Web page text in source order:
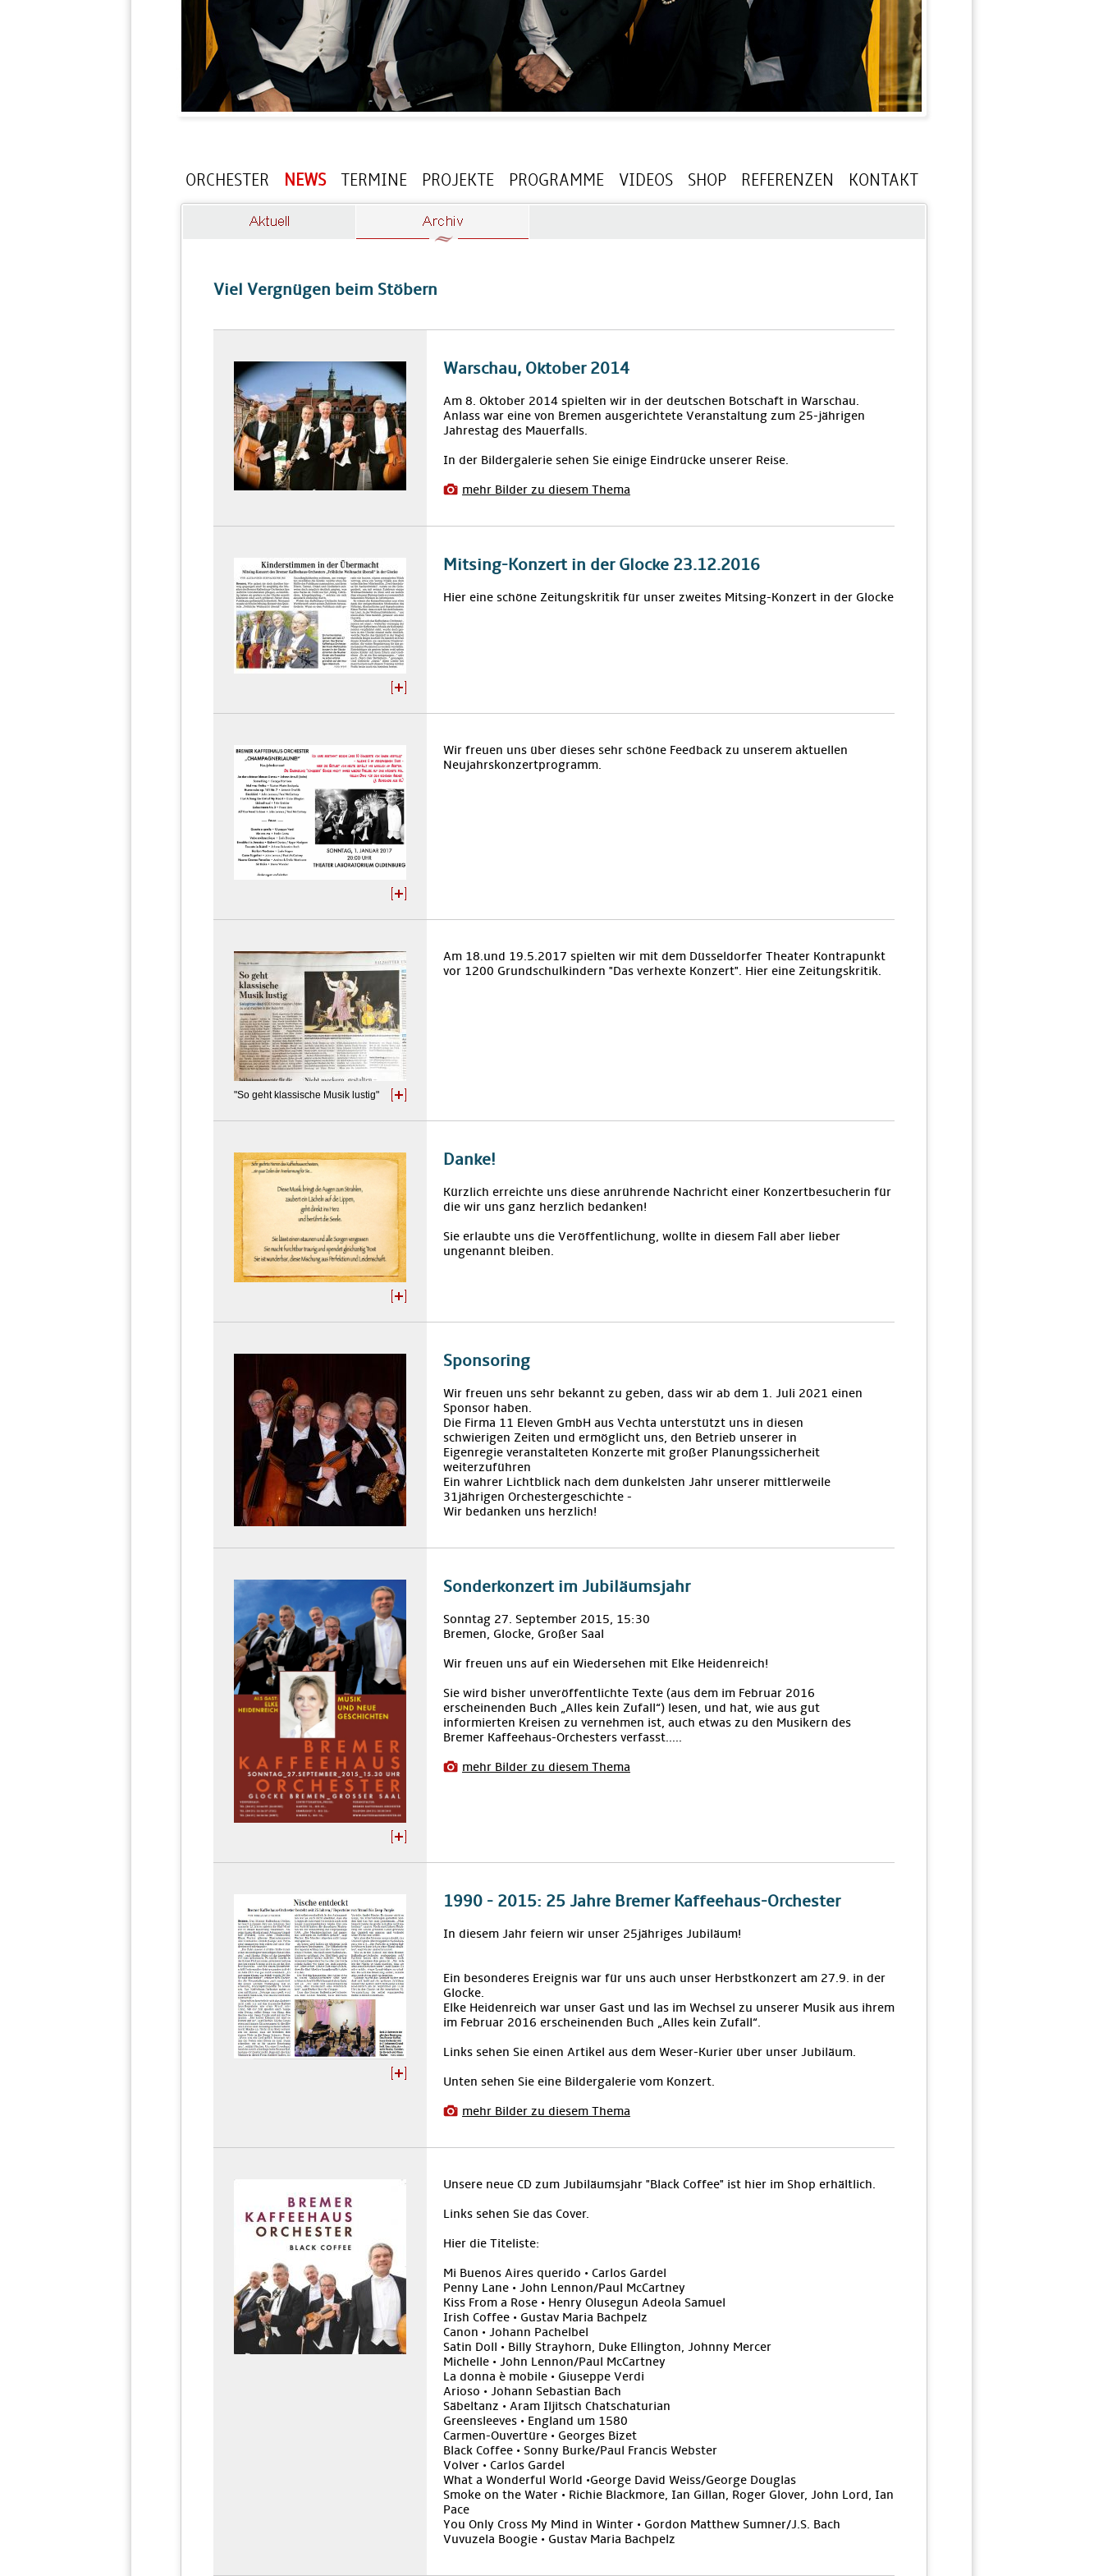
ORCHESTER NEWS TERMINE PROJEKTE PROGRAMME VIDEOS SHOP REFERENZEN KONTAKT
Viel Vergnügen beim Stöbern
Warschau, Oktober 2014
Am 8. Oktober 2014 spielten wir in der deutschen Botschaft in Warschau.
Anlass war eine von Bremen ausgerichtete Veranstaltung zum 25-jährigen
Jahrestag des Mauerfalls.
In der Bildergalerie sehen Sie einige Eindrücke unserer Reise.
mehr Bilder zu diesem Thema
Mitsing-Konzert in der Glocke 23.12.2016
Hier eine schöne Zeitungskritik für unser zweites Mitsing-Konzert in der Glocke
Wir freuen uns über dieses sehr schöne Feedback zu unserem aktuellen
Neujahrskonzertprogramm.
"So geht klassische Musik lustig"
Am 18.und 19.5.2017 spielten wir mit dem Düsseldorfer Theater Kontrapunkt
vor 1200 Grundschulkindern "Das verhexte Konzert". Hier eine Zeitungskritik.
Danke!
Kürzlich erreichte uns diese anrührende Nachricht einer Konzertbesucherin für
die wir uns ganz herzlich bedanken!
Sie erlaubte uns die Veröffentlichung, wollte in diesem Fall aber lieber
ungenannt bleiben.
Sponsoring
Wir freuen uns sehr bekannt zu geben, dass wir ab dem 1. Juli 2021 einen
Sponsor haben.
Die Firma 11 Eleven GmbH aus Vechta unterstützt uns in diesen
schwierigen Zeiten und ermöglicht uns, den Betrieb unserer in
Eigenregie veranstalteten Konzerte mit großer Planungssicherheit
weiterzuführen
Ein wahrer Lichtblick nach dem dunkelsten Jahr unserer mittlerweile
31jährigen Orchestergeschichte -
Wir bedanken uns herzlich!
Sonderkonzert im Jubiläumsjahr
Sonntag 27. September 2015, 15:30
Bremen, Glocke, Großer Saal
Wir freuen uns auf ein Wiedersehen mit Elke Heidenreich!
Sie wird bisher unveröffentlichte Texte (aus dem im Februar 2016
erscheinenden Buch „Alles kein Zufall“) lesen, und hat, wie aus gut
informierten Kreisen zu vernehmen ist, auch etwas zu den Musikern des
Bremer Kaffeehaus-Orchesters verfasst.....
mehr Bilder zu diesem Thema
1990 - 2015: 25 Jahre Bremer Kaffeehaus-Orchester
In diesem Jahr feiern wir unser 25jähriges Jubiläum!
Ein besonderes Ereignis war für uns auch unser Herbstkonzert am 27.9. in der
Glocke.
Elke Heidenreich war unser Gast und las im Wechsel zu unserer Musik aus ihrem
im Februar 2016 erscheinenden Buch „Alles kein Zufall“.
Links sehen Sie einen Artikel aus dem Weser-Kurier über unser Jubiläum.
Unten sehen Sie eine Bildergalerie vom Konzert.
mehr Bilder zu diesem Thema
Unsere neue CD zum Jubiläumsjahr "Black Coffee" ist hier im Shop erhältlich.
Links sehen Sie das Cover.
Hier die Titeliste:
Mi Buenos Aires querido • Carlos Gardel
Penny Lane • John Lennon/Paul McCartney
Kiss From a Rose • Henry Olusegun Adeola Samuel
Irish Coffee • Gustav Maria Bachpelz
Canon • Johann Pachelbel
Satin Doll • Billy Strayhorn, Duke Ellington, Johnny Mercer
Michelle • John Lennon/Paul McCartney
La donna è mobile • Giuseppe Verdi
Arioso • Johann Sebastian Bach
Säbeltanz • Aram Iljitsch Chatschaturian
Greensleeves • England um 1580
Carmen-Ouvertüre • Georges Bizet
Black Coffee • Sonny Burke/Paul Francis Webster
Volver • Carlos Gardel
What a Wonderful World •George David Weiss/George Douglas
Smoke on the Water • Richie Blackmore, Ian Gillan, Roger Glover, John Lord, Ian
Pace
You Only Cross My Mind in Winter • Gordon Matthew Sumner/J.S. Bach
Vuvuzela Boogie • Gustav Maria Bachpelz